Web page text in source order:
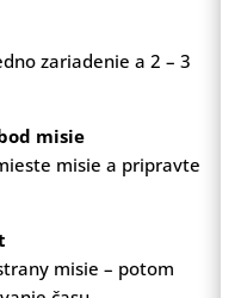
zariadenie a 2 – 3
misie
misie a pripravte
misie – potom